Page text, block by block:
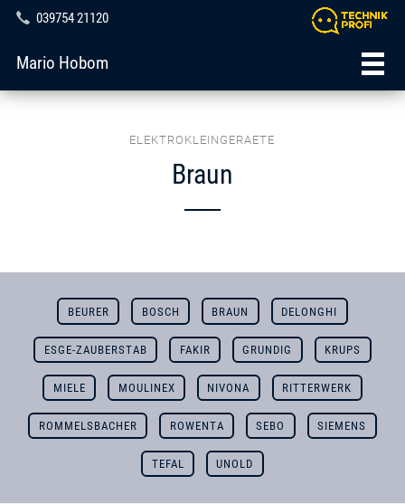
039754 21120
Mario Hobom
ELEKTROKLEINGERAETE
Braun
BEURER BOSCH BRAUN DELONGHI
ESGE-ZAUBERSTAB FAKIR GRUNDIG KRUPS
MIELE MOULINEX NIVONA RITTERWERK
ROMMELSBACHER ROWENTA SEBO SIEMENS
TEFAL UNOLD